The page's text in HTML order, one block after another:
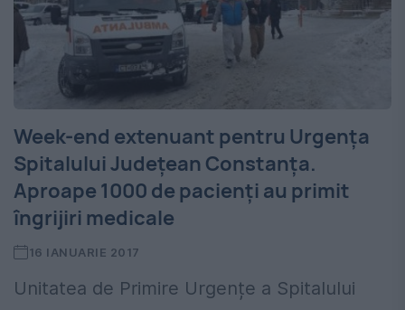
Week-end extenuant pentru Urgența
Spitalului Județean Constanța.
Aproape 1000 de pacienți au primit
îngrijiri medicale
16 IANUARIE 2017
Unitatea de Primire Urgențe a Spitalului